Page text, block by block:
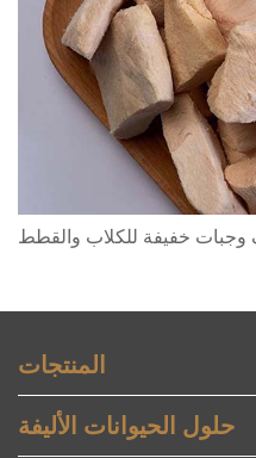
وجبات خفيفة للكلاب والقطط
المنتجات
حلول الحيوانات الأليفة